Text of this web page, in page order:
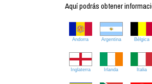
Aquí podrás obtener
Andorra Argentina Bélgica
Inglaterra Irlanda Italia